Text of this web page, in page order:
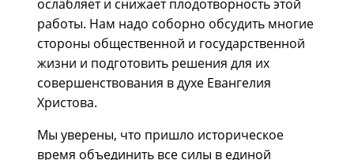
ослабляет и снижает плодотворность этой
работы. Нам надо соборно обсудить многие
стороны общественной и государственной
жизни и подготовить решения для их
совершенствования в духе Евангелия
Христова.
Мы уверены, что пришло историческое
время объединить все силы в единой